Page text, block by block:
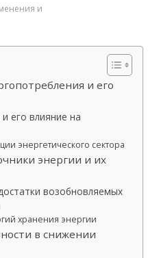
и
и его
его влияние на
энергетического сектора
энергии и их
возобновляемых
хранения энергии
в снижении